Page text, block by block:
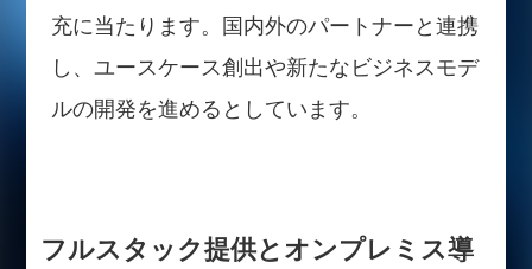
充に当たります。国内外のパートナーと連携
し、ユースケース創出や新たなビジネスモデ
ルの開発を進めるとしています。
フルスタック提供とオンプレミス導